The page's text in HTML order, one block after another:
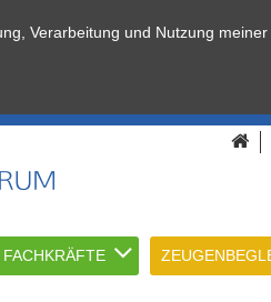
Verarbeitung und Nutzung